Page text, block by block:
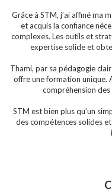
Grâce à STM, j’ai affiné ma
et acquis la confiance
complexes. Les outils et
expertise solide et
Thami, par sa pédagogie
offre une formation unique.
compréhension
STM est bien plus qu’un
des compétences solides